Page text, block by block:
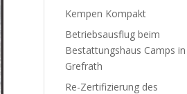
Kempen Kompakt
Betriebsausflug beim
Bestattungshaus Camps in
Grefrath
Re-Zertifizierung des